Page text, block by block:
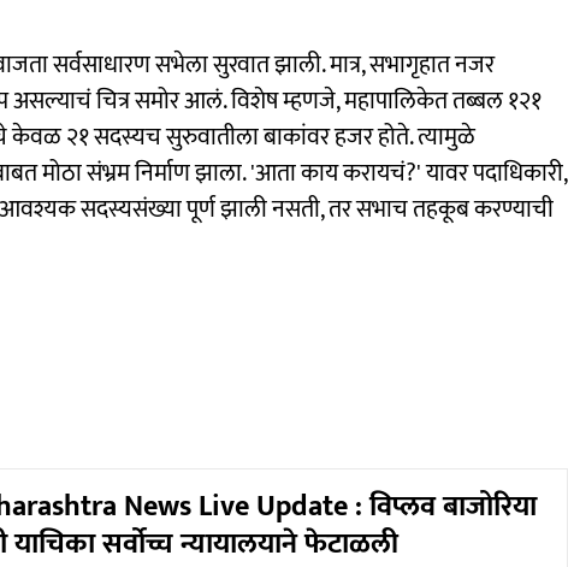
सर्वसाधारण सभेला सुरवात झाली. मात्र, सभागृहात नजर
असल्याचं चित्र समोर आलं. विशेष म्हणजे, महापालिकेत तब्बल १२१
केवळ २१ सदस्यच सुरुवातीला बाकांवर हजर होते. त्यामुळे
मोठा संभ्रम निर्माण झाला. 'आता काय करायचं?' यावर पदाधिकारी,
सदस्यसंख्या पूर्ण झाली नसती, तर सभाच तहकूब करण्याची
News Live Update : विप्लव बाजोरिया
याचिका सर्वोच्च न्यायालयाने फेटाळली